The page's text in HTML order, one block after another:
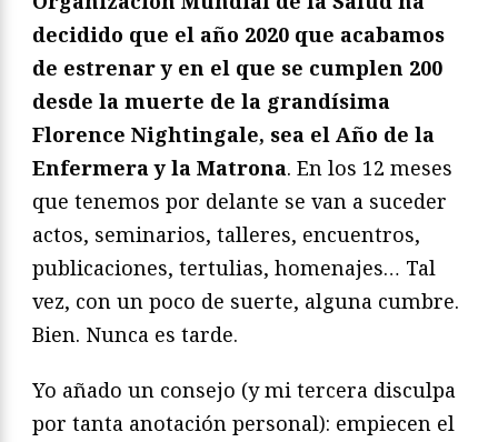
decidido que el año 2020 que acabamos
de estrenar y en el que se cumplen 200
desde la muerte de la grandísima
Florence Nightingale, sea el Año de la
Enfermera y la Matrona. En los 12 meses
que tenemos por delante se van a suceder
actos, seminarios, talleres, encuentros,
publicaciones, tertulias, homenajes… Tal
vez, con un poco de suerte, alguna cumbre.
Bien. Nunca es tarde.
Yo añado un consejo (y mi tercera disculpa
por tanta anotación personal): empiecen el